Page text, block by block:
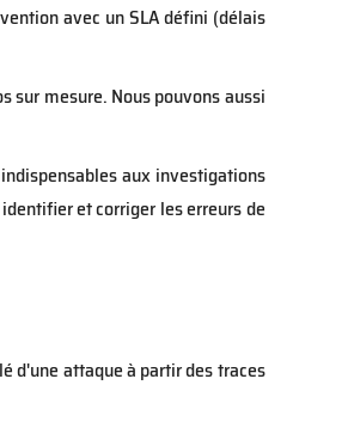
avec un SLA défini (délais
sur mesure. Nous pouvons aussi
aux investigations
et corriger les erreurs de
d'une attaque à partir des traces